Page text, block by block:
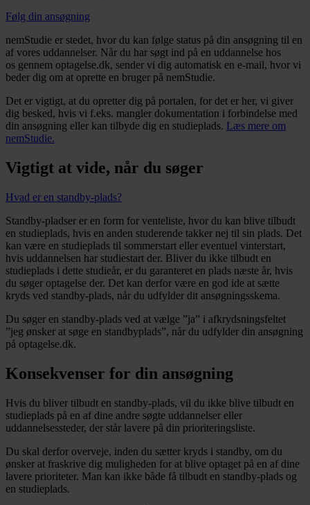
Følg din ansøgning
nemStudie er stedet, hvor du kan følge status på din ansøgning til en
af vores uddannelser. Når du har søgt ind på en uddannelse hos
os gennem optagelse.dk, sender vi dig automatisk en e-mail, hvor vi
beder dig om at oprette en bruger på nemStudie.
Det er vigtigt, at du opretter dig på portalen, for det er her, vi giver
dig besked, hvis vi f.eks. mangler dokumentation i forbindelse med
din ansøgning eller kan tilbyde dig en studieplads. Læs mere om
nemStudie.
Vigtigt at vide, når du søger
Hvad er en standby-plads?
Standby-pladser er en form for venteliste, hvor du kan blive tilbudt
en studieplads, hvis en anden studerende takker nej til sin plads. Det
kan være en studieplads til sommerstart eller eventuel vinterstart,
hvis uddannelsen har studiestart der. Bliver du ikke tilbudt en
studieplads i dette studieår, er du garanteret en plads næste år, hvis
du søger optagelse der. Det kan derfor være en god ide at sætte
kryds ved standby-plads, når du udfylder dit ansøgningsskema.
Du søger en standby-plads ved at vælge ”ja” i afkrydsningsfeltet
”jeg ønsker at søge en standbyplads”, når du udfylder din ansøgning
på optagelse.dk.
Konsekvenser for din ansøgning
Hvis du bliver tilbudt en standby-plads, vil du ikke blive tilbudt en
studieplads på en af dine andre søgte uddannelser eller
uddannelsessteder, der står lavere på din prioriteringsliste.
Du skal derfor overveje, inden du sætter kryds i standby, om du
ønsker at fraskrive dig muligheden for at blive optaget på en af dine
lavere prioriteter. Man kan ikke både få tilbudt en standby-plads og
en studieplads.